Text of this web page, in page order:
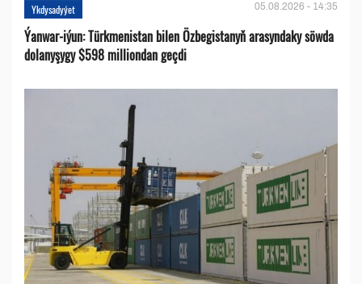
Ykdysadyýet 05.08.2026 - 14:35
Ýanwar-iýun: Türkmenistan bilen Özbegistanyň arasyndaky söwda
dolanyşygy $598 milliondan geçdi